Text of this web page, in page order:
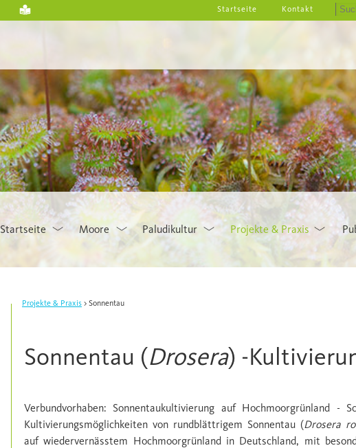
Startseite Kontakt
Startseite Moore Paludikultur Projekte & Praxis
Projekte & Praxis Sonnentau
Sonnentau (Drosera) -
Verbundvorhaben: Sonnentaukultivierung auf Hochmoorgrünland -
Kultivierungsmöglichkeiten von rundblättrigem Sonnentau (Drosera
auf wiedervernässtem Hochmoorgrünland in Deutschland, mit